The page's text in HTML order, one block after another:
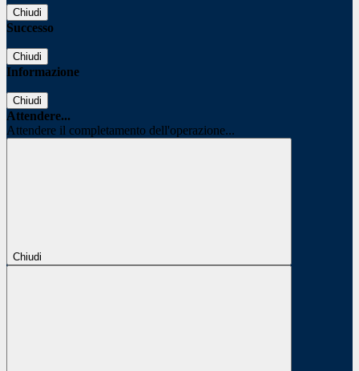
Chiudi
Successo
Chiudi
Informazione
Chiudi
Attendere...
Attendere il completamento dell'operazione...
Chiudi